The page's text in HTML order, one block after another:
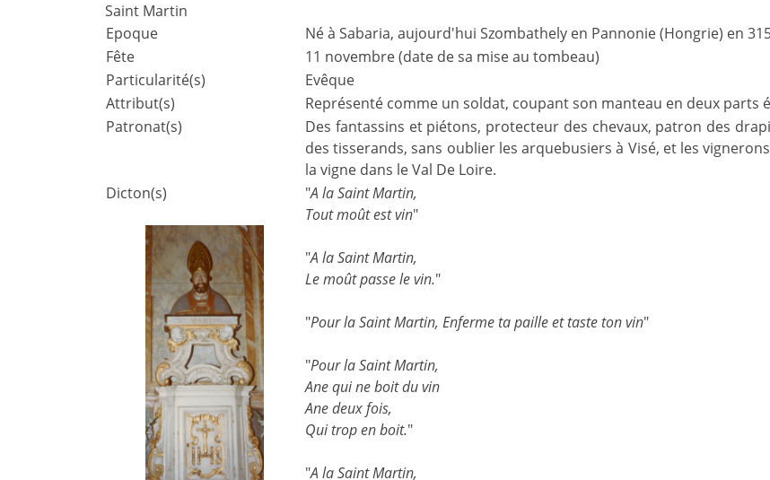
Saint Martin
Epoque
Né à Sabaria, aujourd'hui Szombathely en Pannonie (Hongrie) en
Fête
11 novembre (date de sa mise au tombeau)
Particularité(s)
Evêque
Attribut(s)
Représenté comme un soldat, coupant son manteau en deux parts
Patronat(s)
Des fantassins et piétons, protecteur des chevaux, patron des
des tisserands, sans oublier les arquebusiers à Visé, et les
la vigne dans le Val De Loire.
Dicton(s)
"A la Saint Martin,
Tout moût est vin"
"A la Saint Martin,
Le moût passe le vin."
"Pour la Saint Martin, Enferme ta paille et taste ton vin"
"Pour la Saint Martin,
Ane qui ne boit du vin
Ane deux fois,
Qui trop en boit."
"A la Saint Martin,